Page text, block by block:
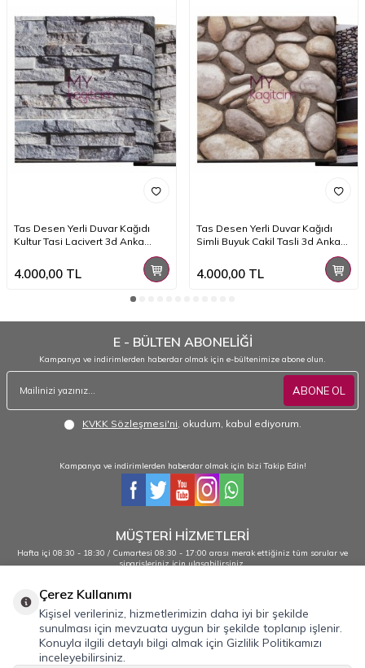
Tas Desen Yerli Duvar Kağıdı
Kultur Tasi Lacivert 3d Anka
4.000,00 TL
Tas Desen Yerli Duvar Kağıdı
Simli Buyuk Cakil Tasli 3d Anka
4.000,00TL
E - BÜLTEN ABONELİĞİ
Kampanya ve indirimlerden haberdar olmak için e-bültenimize abone olun.
ABONE OL
KVKK Sözleşmesi'ni, okudum, kabul ediyorum.
Kampanya ve indirimlerden haberdar olmak için bizi Takip Edin!
MÜŞTERİ HİZMETLERİ
Hafta içi 08:30 - 18:30 / Cumartesi 08:30 - 17:00 arası merak ettiğiniz tüm sorular ve
siparişleriniz için ulaşabilirsiniz.
0232 484 38 44 - 0533 330 88 95
Önemli Bilgiler
Hızlı Erişim
Çerez Kullanımı
Kişisel verileriniz, hizmetlerimizin daha iyi bir şekilde
sunulması için mevzuata uygun bir şekilde toplanıp işlenir.
Konuyla ilgili detaylı bilgi almak için Gizlilik Politikamızı
inceleyebilirsiniz.